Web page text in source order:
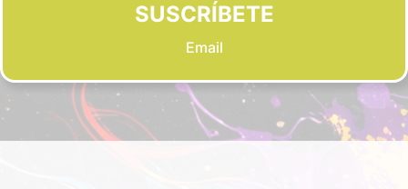
SUSCRÍBETE
Email